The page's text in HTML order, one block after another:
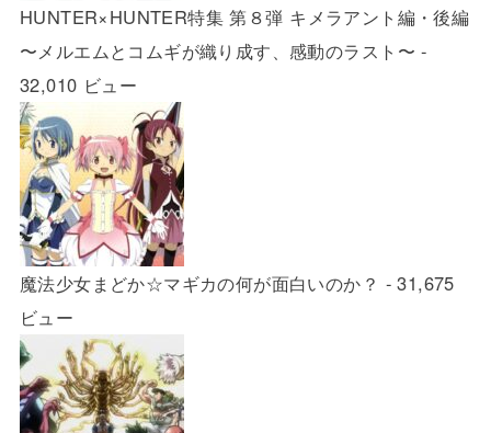
HUNTER×HUNTER特集 第８弾 キメラアント編・後編
〜メルエムとコムギが織り成す、感動のラスト〜 -
32,010 ビュー
魔法少女まどか☆マギカの何が面白いのか？ - 31,675
ビュー